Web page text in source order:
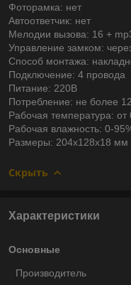
Фоторамка: нет
Автоответчик: нет
Мелодии вызова: 16 +
Управление замком:
Способ монтажа:
Подключение: 4 провода
Питание: 220В
Потребление: не более
Рабочая температура:
Рабочая влажность: 0-
Размеры: 204x128x18 мм
Скрыть
Характеристики
Основные
Производитель